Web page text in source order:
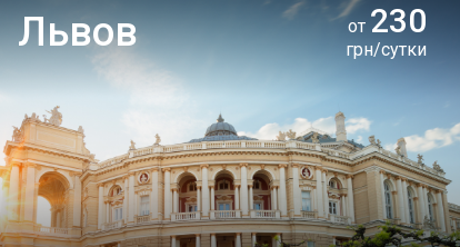
Львов от 230
грн/сутки